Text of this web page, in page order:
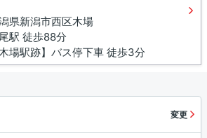
県新潟市西区木場
駅 徒歩88分
木場駅跡】バス停下車 徒歩3分
変更